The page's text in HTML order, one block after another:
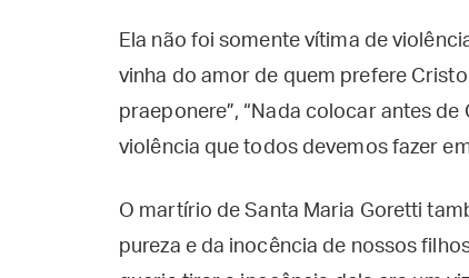
Ela não foi somente vítima de
vinha do amor de quem prefere
praeponere”, “Nada colocar antes
violência que todos devemos fazer
O martírio de Santa Maria Goretti
pureza e da inocência de nossos